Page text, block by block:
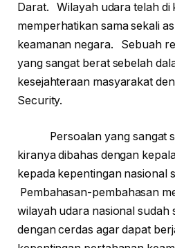
Darat. Wilayah udara telah di
memperhatikan sama sekali
keamanan negara. Sebuah
yang sangat berat sebelah
kesejahteraan masyarakat
Security.
Persoalan yang sangat
kiranya dibahas dengan
kepada kepentingan nasional
Pembahasan-pembahasan
wilayah udara nasional sudah
dengan cerdas agar dapat